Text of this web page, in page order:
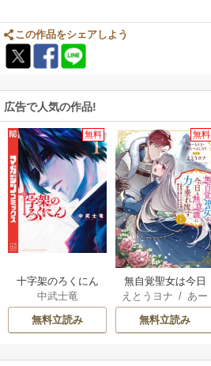
この作品をシェアしよう
広告で人気の作品!
無料
十字架のろくにん
中武士竜
無料立読み
無料
無自覚聖女は今日
も無意識に力を垂
れ流す ～公爵家
の落ちこぼれ令
を掴み取る～
えとうヨナ /あー
もんど/ あんべよ
しろう
無料立読み